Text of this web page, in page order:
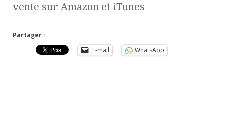
vente sur Amazon et iTunes
Partager :
E-mail
WhatsApp